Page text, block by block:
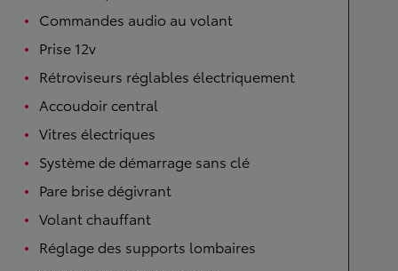
Commandes audio au volant
Prise 12v
Rétroviseurs réglables électriquement
Accoudoir central
Vitres électriques
Système de démarrage sans clé
Pare brise dégivrant
Volant chauffant
Réglage des supports lombaires